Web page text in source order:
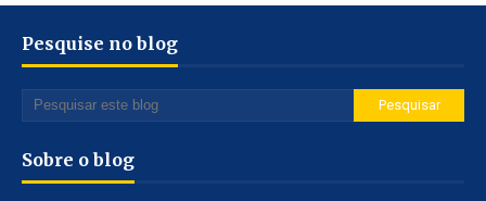
Pesquise no blog
Sobre o blog